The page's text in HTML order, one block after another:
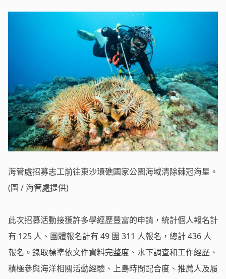
海管處招募志工前往東沙環礁國家公園海域清除棘冠海星。
(圖 / 海管處提供)
此次招募活動接獲許多學經歷豐富的申請，統計個人報名計
有 125 人、團體報名計有 49 團 311 人報名，總計 436 人
報名。錄取標準依文件資料完整度、水下調查和工作經歷、
積極參與海洋相關活動經驗、上島時間配合度、推薦人及履